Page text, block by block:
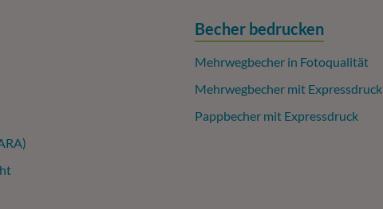
Becher bedrucken
Mehrwegbecher in Fotoqualität
Mehrwegbecher mit Expressdruck
Pappbecher mit Expressdruck